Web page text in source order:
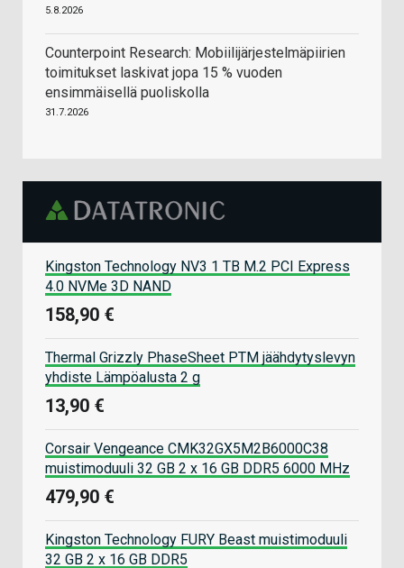
5.8.2026
Counterpoint Research: Mobiilijärjestelmäpiirien
toimitukset laskivat jopa 15 % vuoden
ensimmäisellä puoliskolla
31.7.2026
Kingston Technology NV3 1 TB M.2 PCI Express
4.0 NVMe 3D NAND
158,90 €
Thermal Grizzly PhaseSheet PTM jäähdytyslevyn
yhdiste Lämpöalusta 2 g
13,90 €
Corsair Vengeance CMK32GX5M2B6000C38
muistimoduuli 32 GB 2 x 16 GB DDR5 6000 MHz
479,90 €
Kingston Technology FURY Beast muistimoduuli
32 GB 2 x 16 GB DDR5